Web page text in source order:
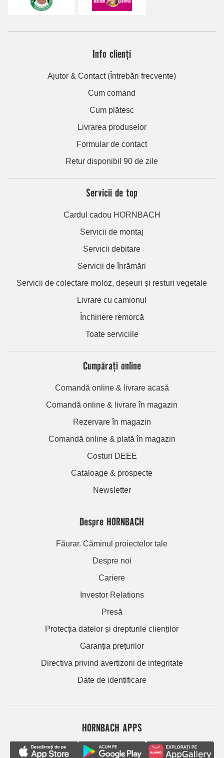
Info clienți
Ajutor & Contact (Întrebări frecvente)
Cum comand
Cum plătesc
Livrarea produselor
Formular de contact
Retur disponibil 90 de zile
Servicii de top
Cardul cadou HORNBACH
Servicii de montaj
Servicii debitare
Servicii de înrămări
Servicii de colectare moloz, deșeuri și resturi vegetale
Livrare cu camionul
Închiriere remorcă
Toate serviciile
Cumpărați online
Comandă online & livrare acasă
Comandă online & livrare în magazin
Rezervare în magazin
Comandă online & plată în magazin
Costuri DEEE
Cataloage & prospecte
Newsletter
Despre HORNBACH
Făurar. Căminul proiectelor tale
Despre noi
Cariere
Investor Relations
Presă
Protecția datelor și drepturile clienților
Garanția prețurilor
Directiva privind avertizorii de integritate
Date de identificare
HORNBACH APPS